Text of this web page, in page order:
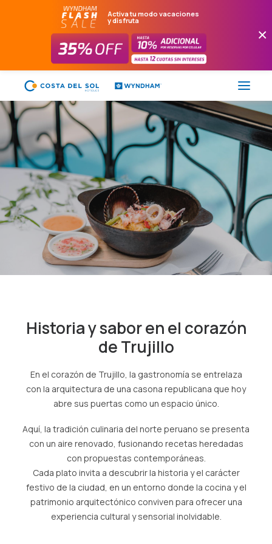
×
Activa tu modo vacaciones
y disfruta
FLASH SALE
HOTELES
PAQUETES
PROMOCIONES
EVENTOS
RESTAURANTES
ES
(+51) 01 200 9200
AGENCIAS/EMPRESAS
Historia y sabor en el corazón
de Trujillo
En el corazón de Trujillo, la gastronomía se entrelaza
con la arquitectura de una casona republicana que hoy
abre sus puertas como un espacio único.
Aquí, la tradición culinaria del norte peruano se presenta
con un aire renovado, fusionando recetas heredadas
con propuestas contemporáneas.
Cada plato invita a descubrir la historia y el carácter
festivo de la ciudad, en un entorno donde la cocina y el
patrimonio arquitectónico conviven para ofrecer una
experiencia cultural y sensorial inolvidable.